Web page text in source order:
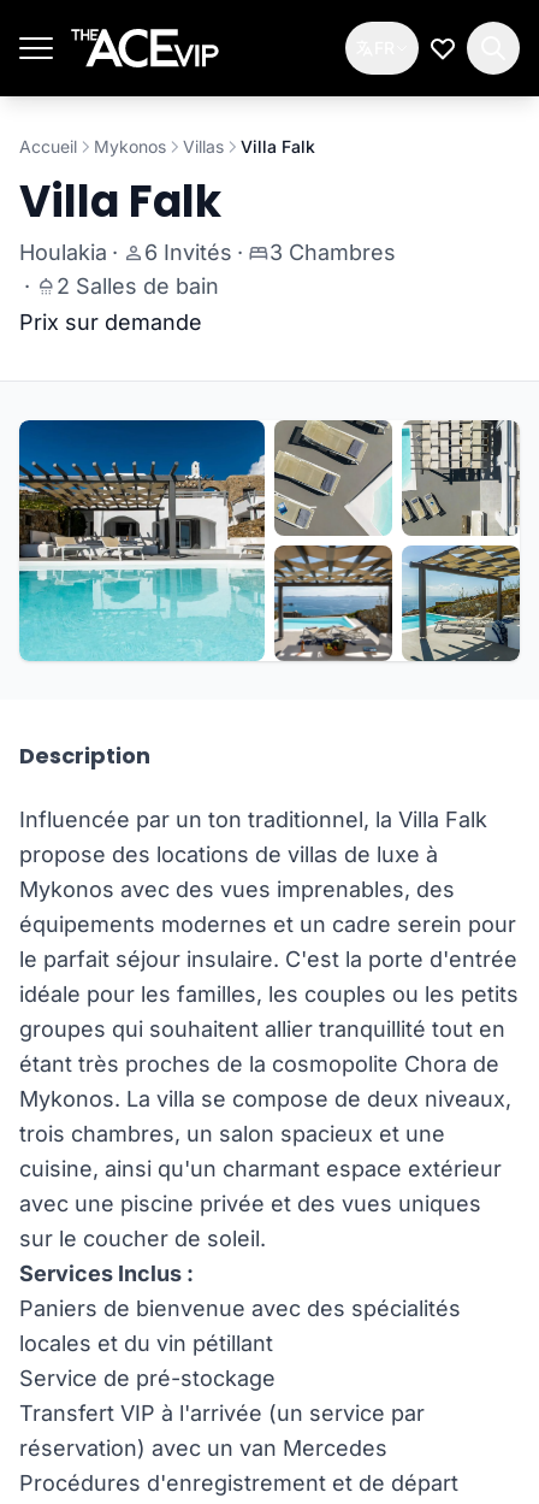
Ma Liste
Accueil Mykonos Villas Villa Falk
Villa Falk
Houlakia · 6 Invités ·
3 Chambres
·
2 Salles de bain
Prix sur demande
Description
Influencée par un ton traditionnel, la Villa Falk
propose des locations de villas de luxe à
Mykonos avec des vues imprenables, des
équipements modernes et un cadre serein pour
le parfait séjour insulaire. C'est la porte d'entrée
idéale pour les familles, les couples ou les petits
groupes qui souhaitent allier tranquillité tout en
étant très proches de la cosmopolite Chora de
Mykonos. La villa se compose de deux niveaux,
trois chambres, un salon spacieux et une
cuisine, ainsi qu'un charmant espace extérieur
avec une piscine privée et des vues uniques
sur le coucher de soleil.
Services Inclus :
Paniers de bienvenue avec des spécialités
locales et du vin pétillant
Service de pré-stockage
Transfert VIP à l'arrivée (un service par
réservation) avec un van Mercedes
Procédures d'enregistrement et de départ